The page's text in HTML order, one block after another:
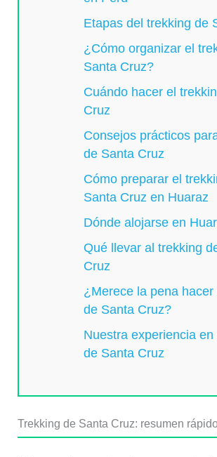
Etapas del trekking de
¿Cómo organizar el
Santa Cruz?
Cuándo hacer el
Cruz
Consejos prácticos
de Santa Cruz
Cómo preparar el
Santa Cruz en Huaraz
Dónde alojarse en
Qué llevar al trekking
Cruz
¿Merece la pena hacer
de Santa Cruz?
Nuestra experiencia en
de Santa Cruz
Trekking de Santa Cruz: resumen